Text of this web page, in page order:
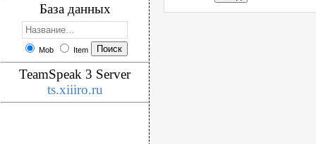
База данных
Mob Item
TeamSpeak 3 Server
ts.xiiiro.ru